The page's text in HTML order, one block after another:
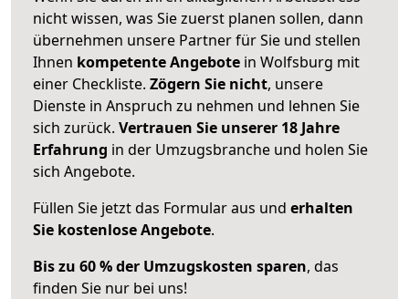
nicht wissen, was Sie zuerst planen sollen, dann
übernehmen unsere Partner für Sie und stellen
Ihnen kompetente Angebote in Wolfsburg mit
einer Checkliste. Zögern Sie nicht, unsere
Dienste in Anspruch zu nehmen und lehnen Sie
sich zurück. Vertrauen Sie unserer 18 Jahre
Erfahrung in der Umzugsbranche und holen Sie
sich Angebote.
Füllen Sie jetzt das Formular aus und erhalten
Sie kostenlose Angebote.
Bis zu 60 % der Umzugskosten sparen, das
finden Sie nur bei uns!